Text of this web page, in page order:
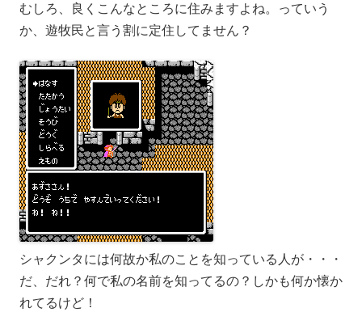
むしろ、良くこんなところに住みますよね。っていう
か、遊牧民と言う割に定住してません？
シャクンタには何故か私のことを知っている人が・・・
だ、だれ？何で私の名前を知ってるの？しかも何か懐か
れてるけど！